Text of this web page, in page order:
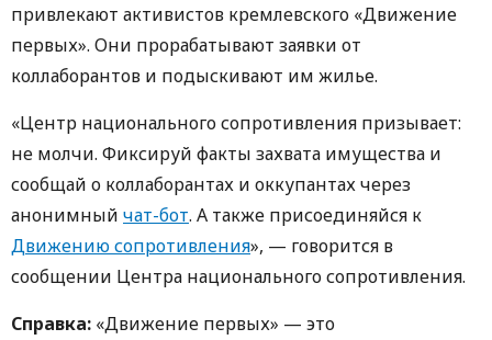
привлекают активистов кремлевского «Движение
первых». Они прорабатывают заявки от
коллаборантов и подыскивают им жилье.
«Центр национального сопротивления призывает:
не молчи. Фиксируй факты захвата имущества и
сообщай о коллаборантах и ​​оккупантах через
анонимный чат-бот. А также присоединяйся к
Движению сопротивления», — говорится в
сообщении Центра национального сопротивления.
Справка: «Движение первых» — это